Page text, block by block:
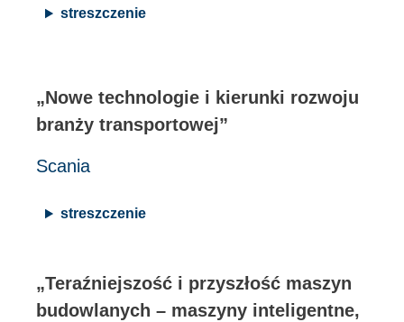
streszczenie
„Nowe technologie i kierunki rozwoju
branży transportowej”
Scania
streszczenie
„Teraźniejszość i przyszłość maszyn
budowlanych – maszyny inteligentne,